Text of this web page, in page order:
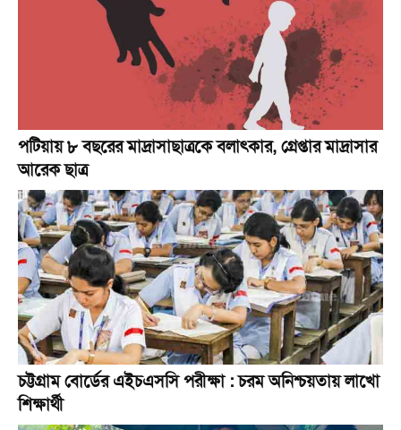
পটিয়ায় ৮ বছরের মাদ্রাসাছাত্রকে বলাৎকার, গ্রেপ্তার মাদ্রাসার
আরেক ছাত্র
চট্টগ্রাম বোর্ডের এইচএসসি পরীক্ষা : চরম অনিশ্চয়তায় লাখো
শিক্ষার্থী